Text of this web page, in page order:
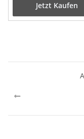
Jetzt Kaufen